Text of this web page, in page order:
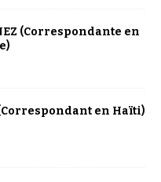
(Correspondante en
(Correspondant en Haïti)